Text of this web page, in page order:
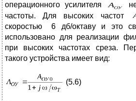
операционного усилителя
частоты. Для высоких частот
скоростью
6 дб/октаву и это
использовано для реализации
при высоких частотах среза.
такого устройства имеет вид:
(5.6)